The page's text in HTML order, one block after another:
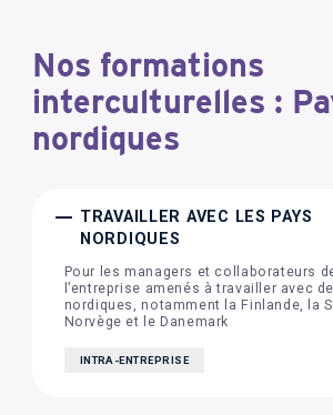
Nos formations
interculturelles :
nordiques
TRAVAILLER AVEC LES PAYS
NORDIQUES
Pour les managers et collaborateurs
l’entreprise amenés à travailler avec
nordiques, notamment la Finlande, la
Norvège et le Danemark
INTRA-ENTREPRISE